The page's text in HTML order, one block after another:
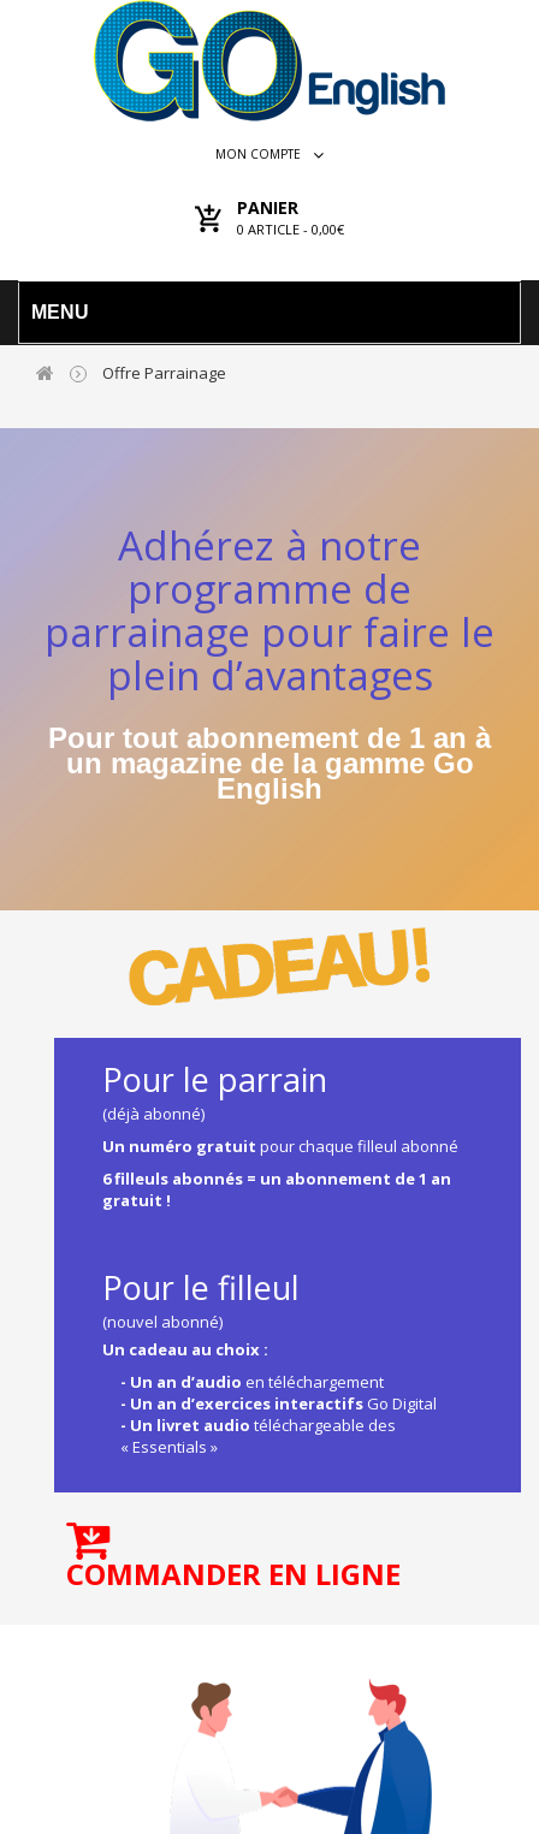
MON COMPTE
PANIER
0 ARTICLE - 0,00€
MENU
Offre Parrainage
Adhérez à notre
programme de
parrainage pour faire le
plein d’avantages
Pour tout abonnement de 1 an à
un magazine de la gamme Go
English
Pour le parrain
(déjà abonné)
Un numéro gratuit pour chaque filleul abonné
6 filleuls abonnés = un abonnement de 1 an
gratuit !
Pour le filleul
(nouvel abonné)
Un cadeau au choix :
- Un an d’audio en téléchargement
- Un an d’exercices interactifs Go Digital
- Un livret audio téléchargeable des
«Essentials »
COMMANDER EN LIGNE